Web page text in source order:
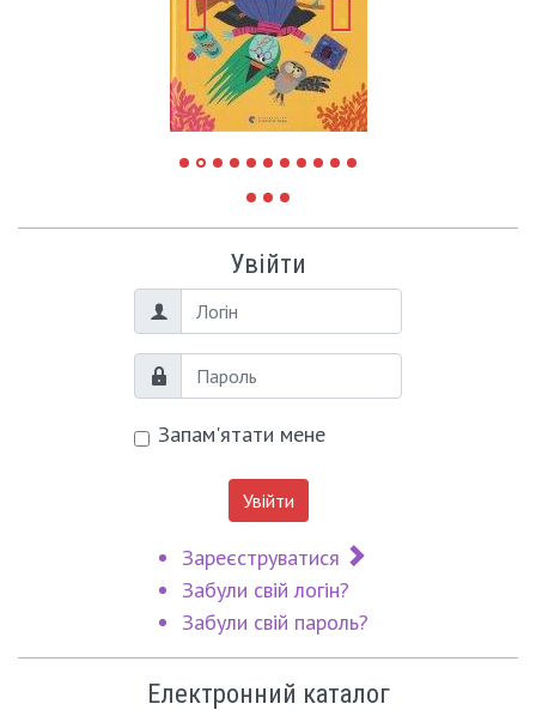
Увійти
Логін
Пароль
Запам'ятати мене
Увійти
Зареєструватися
Забули свій логін?
Забули свій пароль?
Електронний каталог